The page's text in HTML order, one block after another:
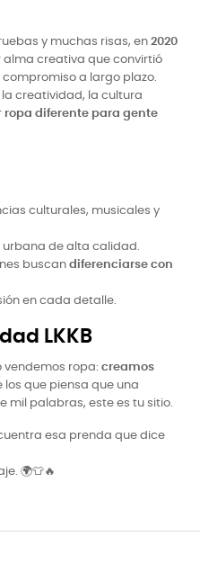
y muchas risas, en 2020
alma creativa que convirtió
a largo plazo.
la creatividad, la cultura
ropa diferente para gente
culturales, musicales y
de alta calidad.
buscan diferenciarse con
en cada detalle.
LKKB
vendemos ropa: creamos
los que piensa que una
mil palabras, este es tu sitio.
esa prenda que dice
🌍👕🔥